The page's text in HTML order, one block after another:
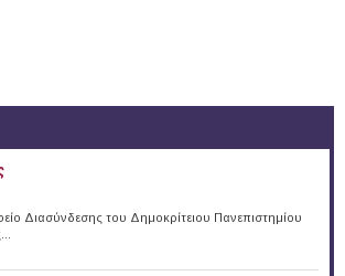
Διασύνδεσης του Δημοκρίτειου Πανεπιστημίου